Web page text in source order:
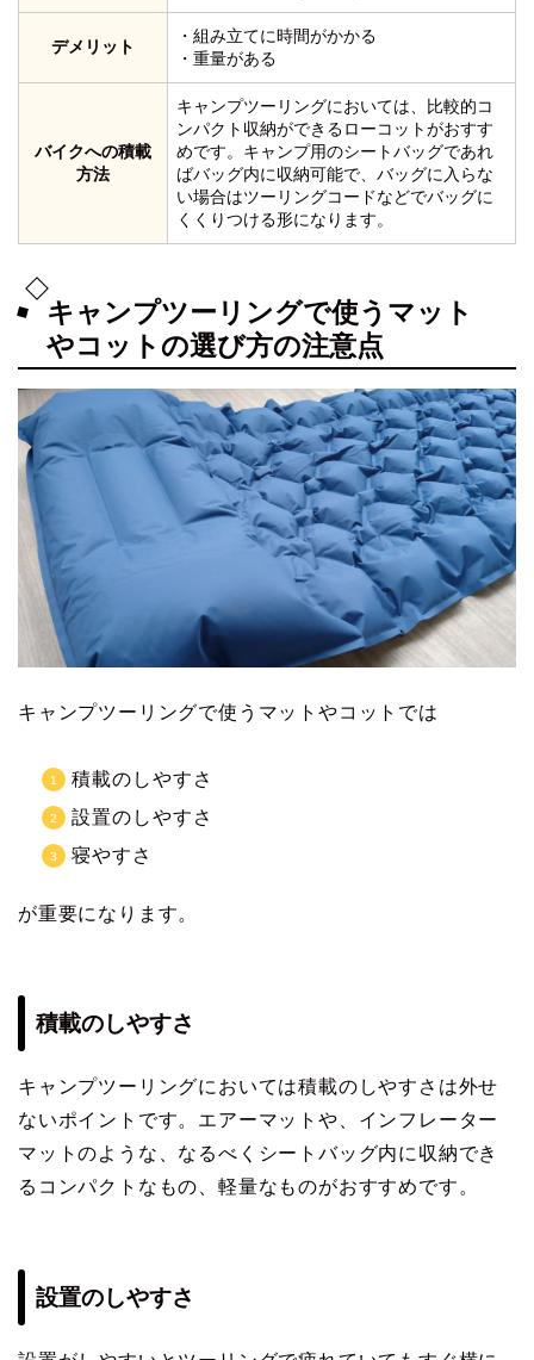
デメリット
・組み立てに時間がかかる
・重量がある
バイクへの積載
方法
キャンプツーリングにおいては、比較的コ
ンパクト収納ができるローコットがおすす
めです。キャンプ用のシートバッグであれ
ばバッグ内に収納可能で、バッグに入らな
い場合はツーリングコードなどでバッグに
くくりつける形になります。
キャンプツーリングで使うマット
やコットの選び方の注意点
キャンプツーリングで使うマットやコットでは
積載のしやすさ
設置のしやすさ
寝やすさ
が重要になります。
積載のしやすさ
キャンプツーリングにおいては積載のしやすさは外せ
ないポイントです。エアーマットや、インフレーター
マットのような、なるべくシートバッグ内に収納でき
るコンパクトなもの、軽量なものがおすすめです。
設置のしやすさ